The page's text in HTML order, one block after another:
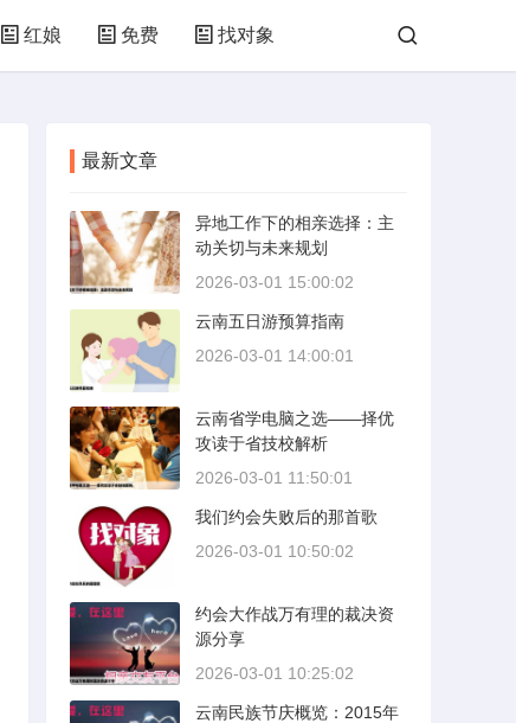
红娘 免费 找对象
最新文章
异地工作下的相亲选择：主
动关切与未来规划
2026-03-01 15:00:02
云南五日游预算指南
2026-03-01 14:00:01
云南省学电脑之选——择优
攻读于省技校解析
2026-03-01 11:50:01
我们约会失败后的那首歌
2026-03-01 10:50:02
约会大作战万有理的裁决资
源分享
2026-03-01 10:25:02
云南民族节庆概览：2015年